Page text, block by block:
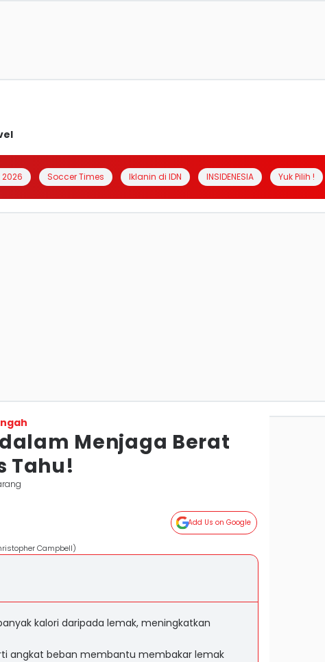
Soccer Times Iklanin di IDN INSIDENESIA Yuk Pilih !
Menjaga Berat
Tahu!
Add Us on Google
Campbell)
kalori daripada lemak, meningkatkan
angkat beban membantu membakar lemak